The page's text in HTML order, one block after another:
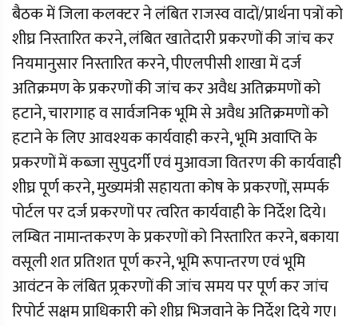
बैठक में जिला कलक्टर ने लंबित राजस्व वादों/प्रार्थना पत्रों को
शीघ्र निस्तारित करने, लंबित खातेदारी प्रकरणों की जांच कर
नियमानुसार निस्तारित करने, पीएलपीसी शाखा में दर्ज
अतिक्रमण के प्रकरणों की जांच कर अवैध अतिक्रमणों को
हटाने, चारागाह व सार्वजनिक भूमि से अवैध अतिक्रमणों को
हटाने के लिए आवश्यक कार्यवाही करने, भूमि अवाप्ति के
प्रकरणों में कब्जा सुपुदर्गी एवं मुआवजा वितरण की कार्यवाही
शीघ्र पूर्ण करने, मुख्यमंत्री सहायता कोष के प्रकरणों, सम्पर्क
पोर्टल पर दर्ज प्रकरणों पर त्वरित कार्यवाही के निर्देश दिये।
लम्बित नामान्तकरण के प्रकरणों को निस्तारित करने, बकाया
वसूली शत प्रतिशत पूर्ण करने, भूमि रूपान्तरण एवं भूमि
आवंटन के लंबित प्र्रकरणों की जांच समय पर पूर्ण कर जांच
रिपोर्ट सक्षम प्राधिकारी को शीघ्र भिजवाने के निर्देश दिये गए।